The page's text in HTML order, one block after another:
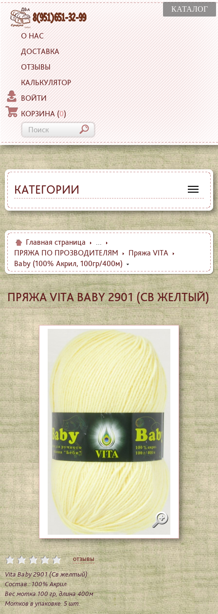
КАТАЛОГ
О НАС
ДОСТАВКА
ОТЗЫВЫ
КАЛЬКУЛЯТОР
ВОЙТИ
КОРЗИНА (0)
КАТЕГОРИИ
Главная страница
...
ПРЯЖА ПО ПРОЗВОДИТЕЛЯМ
Пряжа VITA
Baby (100% Акрил, 100гр/400м)
ПРЯЖА VITA BABY 2901 (СВ ЖЕЛТЫЙ)
отзывы
Vita Baby 2901 (Св желтый)
Состав : 100% Акрил
Вес мотка 100 гр, длина 400м
Мотков в упаковке: 5 шт.